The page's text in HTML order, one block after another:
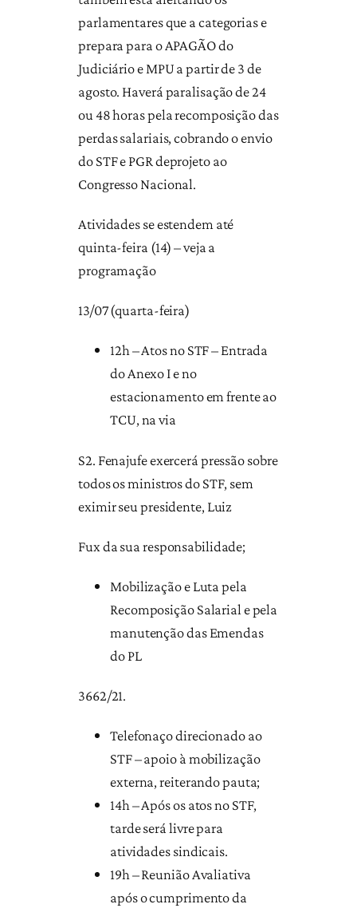
parlamentares que a categorias e
prepara para o APAGÃO do
Judiciário e MPU a partir de 3 de
agosto. Haverá paralisação de 24
ou 48 horas pela recomposição das
perdas salariais, cobrando o envio
do STF e PGR deprojeto ao
Congresso Nacional.
Atividades se estendem até
quinta-feira (14) – veja a
programação
13/07 (quarta-feira)
12h – Atos no STF – Entrada
do Anexo I e no
estacionamento em frente ao
TCU, na via
S2. Fenajufe exercerá pressão sobre
todos os ministros do STF, sem
eximir seu presidente, Luiz
Fux da sua responsabilidade;
Mobilização e Luta pela
Recomposição Salarial e pela
manutenção das Emendas
do PL
3662/21.
Telefonaço direcionado ao
STF – apoio à mobilização
externa, reiterando pauta;
14h – Após os atos no STF,
tarde será livre para
atividades sindicais.
19h – Reunião Avaliativa
após o cumprimento da